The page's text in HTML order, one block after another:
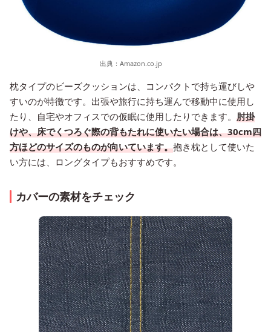
出典： Amazon.co.jp
枕タイプのビーズクッションは、コンパクトで持ち運びしや
すいのが特徴です。出張や旅行に持ち運んで移動中に使用し
たり、自宅やオフィスでの仮眠に使用したりできます。 肘掛
けや、床でくつろぐ際の背もたれに使いたい場合は、30cm四
方ほどのサイズのものが向いています。抱き枕として使いた
い方には、ロングタイプもおすすめです。
カバーの素材をチェック